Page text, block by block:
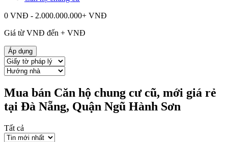
0 VNĐ - 2.000.000.000+ VNĐ
Giá từ VNĐ đến + VNĐ
Áp dụng
Mua bán Căn hộ chung cư cũ, mới giá rẻ
tại Đà Nẵng, Quận Ngũ Hành Sơn
Tất cả